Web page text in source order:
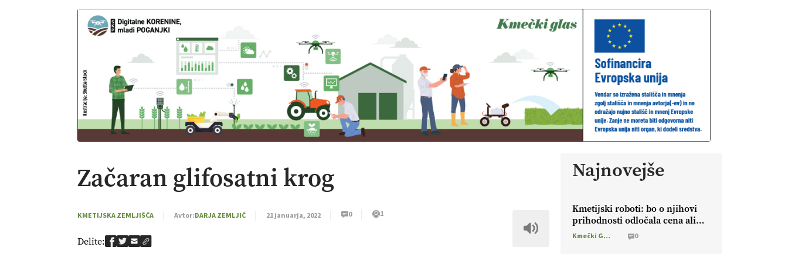
Začaran glifosatni krog
KMETIJSKA ZEMLJIŠČA Avtor:DARJA ZEMLJIČ 21 januarja, 2022 0 1
Delite:
Najnovejše
Kmetijski roboti: bo o njihovi
prihodnosti odločala cena ali
prednosti za kmetijo?
Kmečki Glas 0